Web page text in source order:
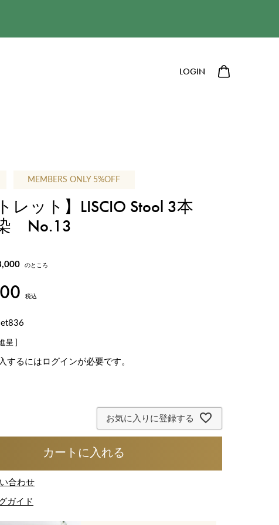
LOGIN
MEMBERS ONLY 5%OFF
レット】LISCIO Stool 3本
No.13
のところ
税込
呈 ]
するにはログインが必要です。
お気に入りに登録する
カートに入れる
合わせ
ガイド